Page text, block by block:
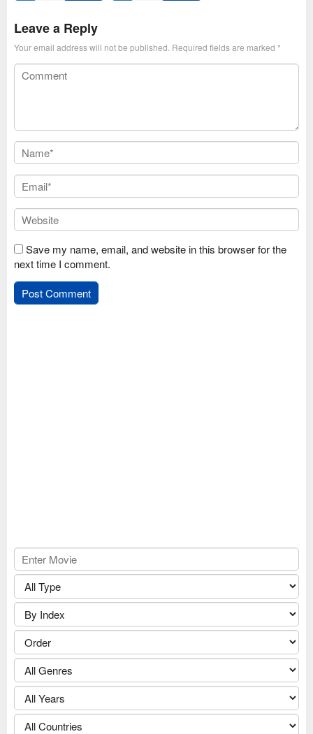
Jan
Ravipudi
Leave a Reply
Your email address will not be published. Required fields are marked *
Save my name, email, and website in this browser for the
next time I comment.